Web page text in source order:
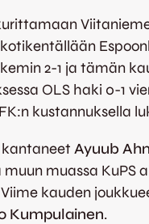
2-1 ja tämän
OLS haki 0-1
kustannuksella
kantaneet Ayuub
muassa
Viime kauden
Kumpulainen.